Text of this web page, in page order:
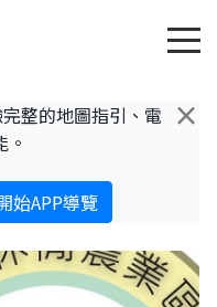
×
完整的地圖指引、電
始APP導覽